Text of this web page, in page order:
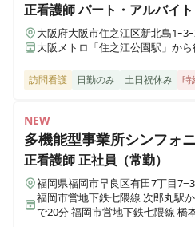
医療施設型ホスピス 医心館小田
神奈川県小田原市成田501-3
医療施設型ホスピス 医心館鈴鹿
医療施設型ホスピス 医心館豊中
大阪府豊中市立花町１丁目6-31
医療施設型ホスピス 医心館加須
埼玉県加須市不動岡一丁目（住所未定）
正看護師パート・アルバイト
大阪府大阪市住之江区新北島1ｰ3
大阪メトロ「住之江公園駅」か
訪問看護 日勤のみ 土日祝休み 時
NEW
多機能型事業所シンフォ
正看護師正社員（常勤）
福岡県福岡市早良区有田7丁目
福岡市営地下鉄七隈線 次郎丸駅
で20分 福岡市営地下鉄七隈線 橋